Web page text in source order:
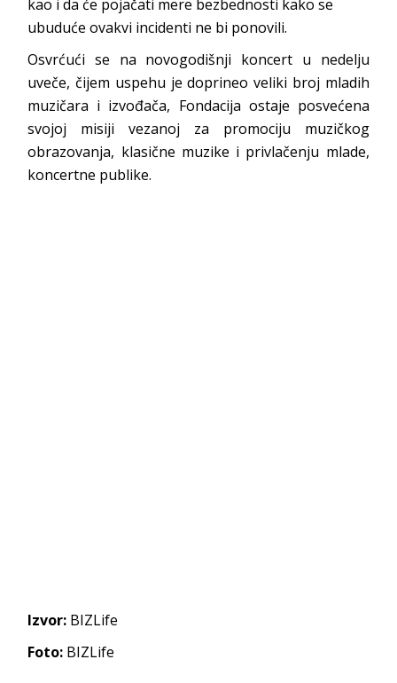
kao i da će pojačati mere bezbednosti kako se
ubuduće ovakvi incidenti ne bi ponovili.
Osvrćući se na novogodišnji koncert u nedelju
uveče, čijem uspehu je doprineo veliki broj mladih
muzičara i izvođača, Fondacija ostaje posvećena
svojoj misiji vezanoj za promociju muzičkog
obrazovanja, klasične muzike i privlačenju mlade,
koncertne publike.
Izvor: BIZLife
Foto: BIZLife